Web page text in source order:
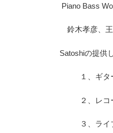
Piano Bass
鈴木孝彦、
Satoshiの提供
１、ギ
２、レコーデ
３、ライブ